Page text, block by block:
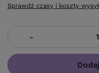
-
Sprawdź czasy i koszty